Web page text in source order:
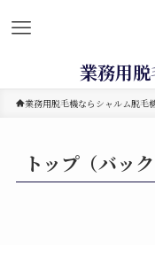
業務用
業務用脱毛機ならシャルム脱毛
トップ（バック